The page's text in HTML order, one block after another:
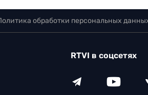
обработки персональных
RTVI в соцсетях